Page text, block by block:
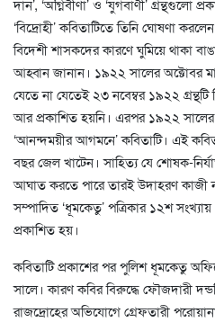
দান’, ‘অগ্নিবীণা’ ও ‘যুগবাণী’ গ্রন্থগুলো
‘বিদ্রোহী’ কবিতাটিতে তিনি ঘোষণা
বিদেশী শাসকদের কারণে ঘুমিয়ে থাকা
আহ্বান জানান। ১৯২২ সালের অক্টোবর
যেতে না যেতেই ২৩ নবেম্বর ১৯২২
আর প্রকাশিত হয়নি। এরপর ১৯২২ সালের
‘আনন্দময়ীর আগমনে’ কবিতাটি। এই
বছর জেল খাটেন। সাহিত্য যে শোষক-
আঘাত করতে পারে তারই উদাহরণ
সম্পাদিত ‘ধূমকেতু’ পত্রিকার ১২শ
প্রকাশিত হয়।
কবিতাটি প্রকাশের পর পুলিশ ধূমকেতু
সালে। কারণ কবির বিরুদ্ধে ফৌজদারী
রাজদ্রোহের অভিযোগে গ্রেফতারী